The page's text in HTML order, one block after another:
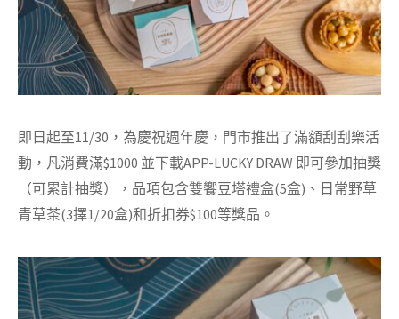
即日起至11/30，為慶祝週年慶，門市推出了滿額刮刮樂活
動，凡消費滿$1000 並下載APP-LUCKY DRAW 即可參加抽獎
（可累計抽獎），品項包含雙饗豆塔禮盒(5盒)、日常野草
青草茶(3擇1/20盒)和折扣券$100等獎品。